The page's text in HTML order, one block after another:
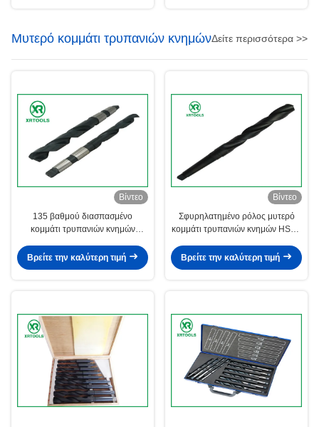
Μυτερό κομμάτι τρυπανιών κνημώνΔείτε περισσότερα >>
Βίντεο
135 βαθμού διασπασμένο
κομμάτι τρυπανιών κνημών
υλικό τετρ.μέτρου Μορς
Βρείτε την καλύτερη τιμή
Βίντεο
Σφυρηλατημένο ρόλος μυτερό
κομμάτι τρυπανιών κνημών HSS -
βαθμό
Βρείτε την καλύτερη τιμή